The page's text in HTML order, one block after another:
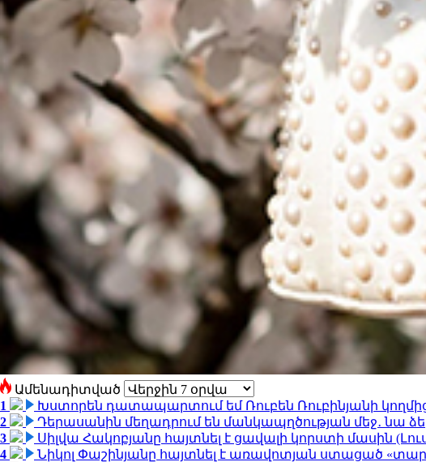
Ամենադիտված
1
Խստորեն դատապարտում եմ Ռուբեն Ռուբինյանի
2
Դերասանին մեղադրում են մանկապղծության մեջ․ նա
3
Սիլվա Հակոբյանը հայտնել է ցավալի կորստի մասին
4
Նիկոլ Փաշինյանը հայտնել է առավոտյան ստացած